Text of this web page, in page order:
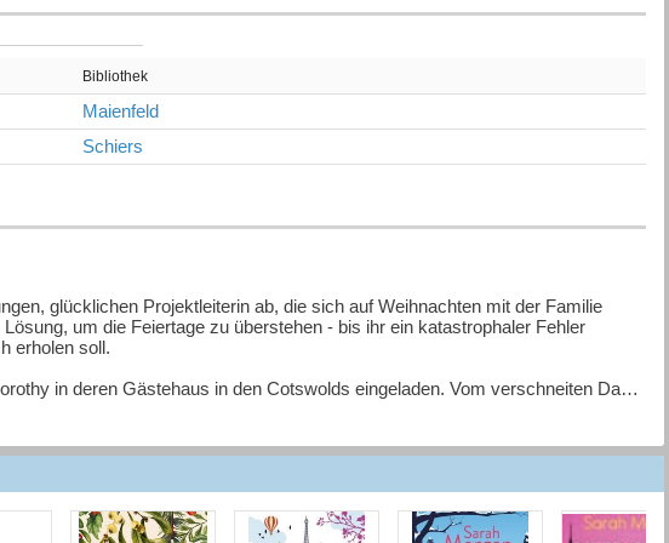
Bibliothek
Maienfeld
Schiers
glücklichen Projektleiterin ab, die sich auf Weihnachten mit der Familie
um die Feiertage zu überstehen - bis ihr ein katastrophaler Fehler
erholen soll.
in deren Gästehaus in den Cotswolds eingeladen. Vom verschneiten Dach
Zufluchtsort. Und plötzlich bietet sich Imogen nicht nur die Chance für einen